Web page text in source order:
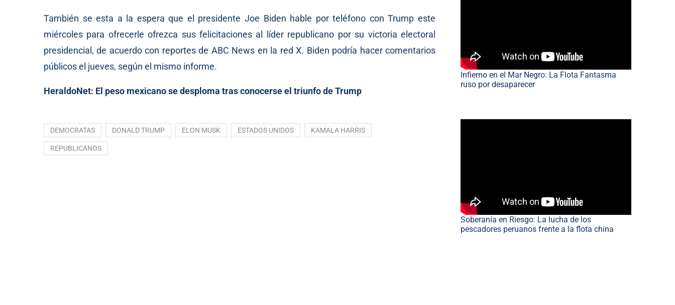
También se esta a la espera que el presidente Joe Biden hable por teléfono con Trump este
miércoles para ofrecerle ofrezca sus felicitaciones al líder republicano por su victoria electoral
presidencial, de acuerdo con reportes de ABC News en la red X. Biden podría hacer comentarios
públicos el jueves, según el mismo informe.
HeraldoNet: El peso mexicano se desploma tras conocerse el triunfo de Trump
DEMOCRATAS DONALD TRUMP ELON MUSK ESTADOS UNIDOS KAMALA HARRIS
REPUBLICANOS
Infierno en el Mar Negro: La Flota Fantasma
ruso por desaparecer
Soberanía en Riesgo: La lucha de los
pescadores peruanos frente a la flota china